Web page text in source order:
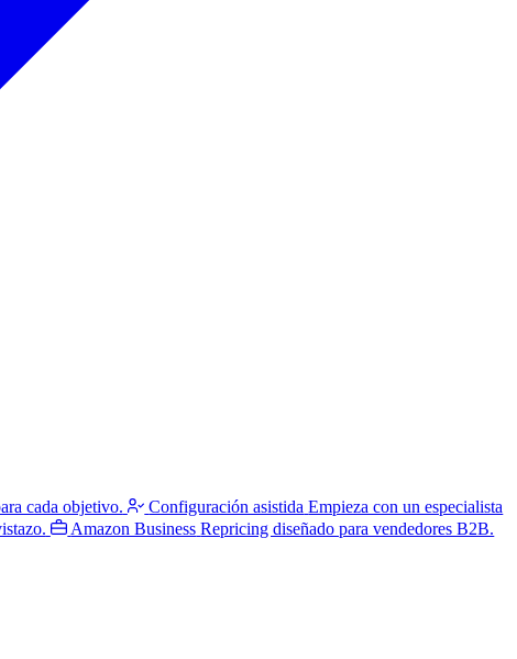
cada objetivo. Configuración asistida Empieza con un especialista
Amazon Business Repricing diseñado para vendedores B2B.